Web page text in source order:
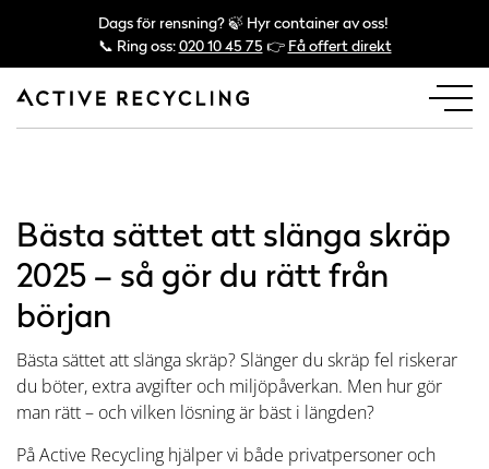
Dags för rensning? 🍃 Hyr container av oss!
📞 Ring oss:020 10 45 75 👉 Få offert direkt
Bästa sättet att slänga skräp
2025 – så gör du rätt från
början
Bästa sättet att slänga skräp? Slänger du skräp fel riskerar
du böter, extra avgifter och miljöpåverkan. Men hur gör
man rätt – och vilken lösning är bäst i längden?
På Active Recycling hjälper vi både privatpersoner och